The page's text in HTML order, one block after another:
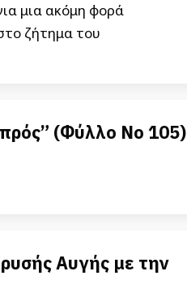
μια ακόμη φορά
ζήτημα του
(Φύλλο Νο 105)
Αυγής με την